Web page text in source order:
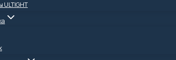
ULTIGHT